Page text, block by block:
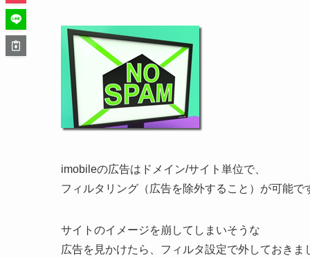
imobileの広告はドメイン/サイト単位で、
フィルタリング（広告を除外すること）が可能で
サイトのイメージを崩してしまいそうな
広告を見かけたら、フィルタ設定で外しておきま